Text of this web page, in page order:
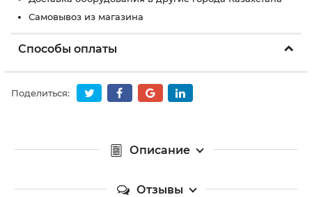
Самовывоз из магазина
Способы оплаты
Поделиться:
Описание
Отзывы